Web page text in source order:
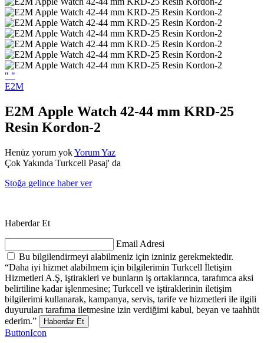
" "
E2M
E2M Apple Watch 42-44 mm KRD-25
Resin Kordon-2
Henüz yorum yokYorum Yaz
Çok Yakında Turkcell Pasaj' da
Stoğa gelince haber ver
Haberdar Et
Email Adresi
Bu bilgilendirmeyi alabilmeniz için izniniz gerekmektedir.
“Daha iyi hizmet alabilmem için bilgilerimin Turkcell İletişim
Hizmetleri A.Ş, iştirakleri ve bunların iş ortaklarınca, tarafımca aksi
belirtiline kadar işlenmesine; Turkcell ve iştiraklerinin iletişim
bilgilerimi kullanarak, kampanya, servis, tarife ve hizmetleri ile ilgili
duyuruları tarafıma iletmesine izin verdiğimi kabul, beyan ve taahhüt
ederim.”
Haberdar Et
ButtonIcon